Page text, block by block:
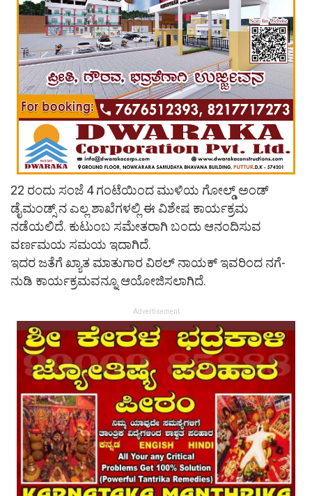
22 ರಂದು ಸಂಜೆ 4 ಗಂಟೆಯಿಂದ ಮುಳಿಯ ಗೋಲ್ಡ್ ಅಂಡ್
ಡೈಮಂಡ್ಸ್ ನ ಎಲ್ಲ ಶಾಖೆಗಳಲ್ಲಿ ಈ ವಿಶೇಷ ಕಾರ್ಯಕ್ರಮ
ನಡೆಯಲಿದೆ. ಕುಟುಂಬ ಸಮೇತರಾಗಿ ಬಂದು ಆನಂದಿಸುವ
ವರ್ಣಮಯ ಸಮಯ ಇದಾಗಿದೆ.
ಇದರ ಜತೆಗೆ ಖ್ಯಾತ ಮಾತುಗಾರ ವಿಠಲ್ ನಾಯಕ್ ಇವರಿಂದ ನಗೆ-
ನುಡಿ ಕಾರ್ಯಕ್ರಮವನ್ನೂ ಆಯೋಜಿಸಲಾಗಿದೆ.
Advertisement